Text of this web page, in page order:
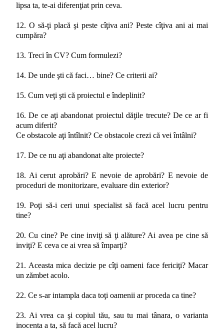
lipsa ta, te-ai diferenţiat prin ceva.
12. O să-ţi placă şi peste cîţiva ani? Peste cîţiva ani ai mai
cumpăra?
13. Treci în CV? Cum formulezi?
14. De unde şti că faci… bine? Ce criterii ai?
15. Cum veţi şti că proiectul e îndeplinit?
16. De ce aţi abandonat proiectul dăţile trecute? De ce ar fi
acum diferit?
Ce obstacole aţi întîlnit? Ce obstacole crezi că vei întâlni?
17. De ce nu aţi abandonat alte proiecte?
18. Ai cerut aprobări? E nevoie de aprobări? E nevoie de
proceduri de monitorizare, evaluare din exterior?
19. Poţi să-i ceri unui specialist să facă acel lucru pentru
tine?
20. Cu cine? Pe cine inviţi să ţi alăture? Ai avea pe cine să
inviţi? E ceva ce ai vrea să împarţi?
21. Aceasta mica decizie pe cîţi oameni face fericiţi? Macar
un zămbet acolo.
22. Ce s-ar intampla daca toţi oamenii ar proceda ca tine?
23. Ai vrea ca şi copiul tău, sau tu mai tânara, o varianta
inocenta a ta, să facă acel lucru?